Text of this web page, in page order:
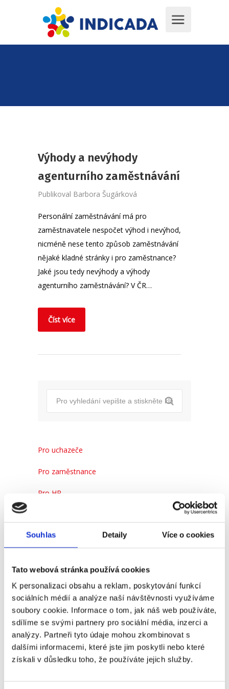
Souhlas Detaily Více o cookies
Tato webová stránka používá cookies
K personalizaci obsahu a reklam, poskytování funkcí
sociálních médií a analýze naší návštěvnosti využíváme
soubory cookie. Informace o tom, jak náš web používáte,
sdílíme se svými partnery pro sociální média, inzerci a
analýzy. Partneři tyto údaje mohou zkombinovat s
dalšími informacemi, které jste jim poskytli nebo které
získali v důsledku toho, že používáte jejich služby.
Výhody a nevýhody
agenturního zaměstnávání
Publikoval Barbora Šugárková
Personální zaměstnávání má pro
zaměstnavatele nespočet výhod i nevýhod,
nicméně nese tento způsob zaměstnávání
nějaké kladné stránky i pro zaměstnance?
Jaké jsou tedy nevýhody a výhody
agenturního zaměstnávání? V ČR…
Číst více
Pro uchazeče
Pro zaměstnance
Pro HR
Recent Popular Comments
(Ne)komunikace se
zaměstnavatelem
18. 9. 2025
#3 HR Abeceda: Od A do Z
světem personalistiky